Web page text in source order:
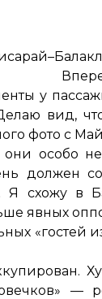
у
вид,
фото с
особо
должен
Я схожу в
явных